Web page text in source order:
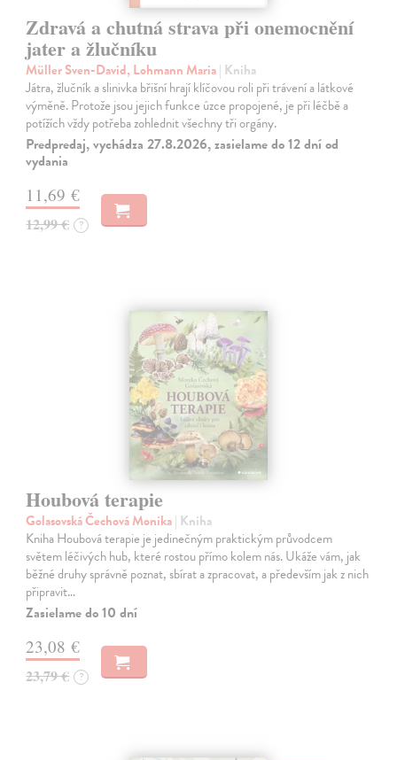
Zdravá a chutná strava při onemocnění
jater a žlučníku
Müller Sven-David, Lohmann Maria| Kniha
Játra, žlučník a slinivka břišní hrají klíčovou roli při trávení a látkové
výměně. Protože jsou jejich funkce úzce propojené, je při léčbě a
potížích vždy potřeba zohlednit všechny tři orgány.
Predpredaj, vychádza 27.8.2026, zasielame do 12 dní od
vydania
11,69 €
12,99 € ?
Houbová terapie
Golasovská Čechová Monika| Kniha
Kniha Houbová terapie je jedinečným praktickým průvodcem
světem léčivých hub, které rostou přímo kolem nás. Ukáže vám, jak
běžné druhy správně poznat, sbírat a zpracovat, a především jak z nich
připravit…
Zasielame do 10 dní
23,08 €
23,79 € ?